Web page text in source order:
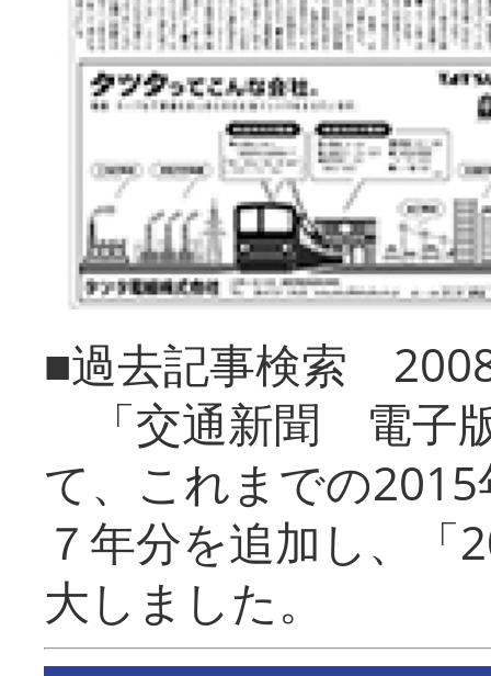
■過去記事検索
「交通新聞 電子
て、これまでの
７年分を追加し、「
大しまし